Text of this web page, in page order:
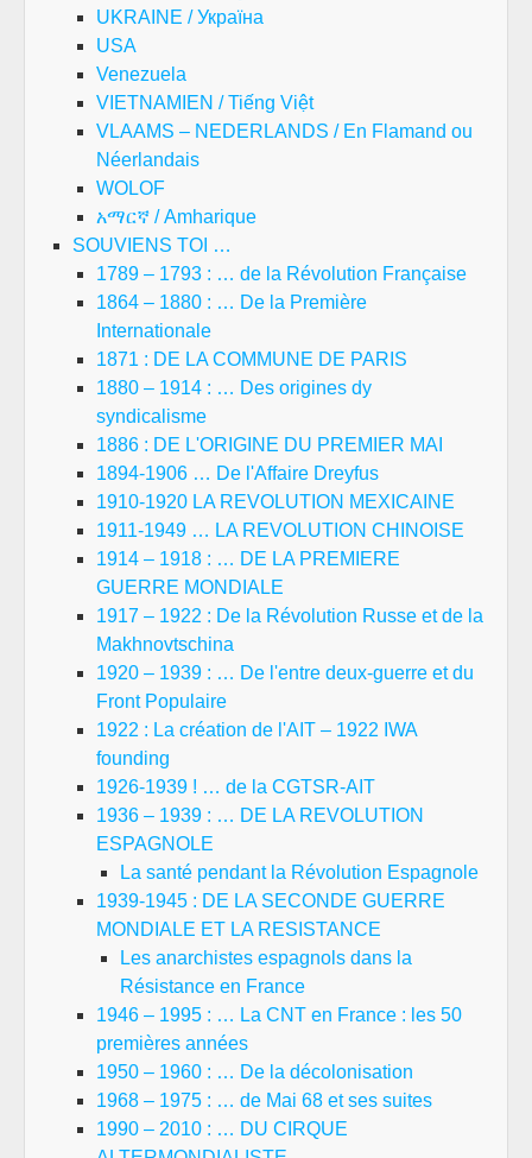
UKRAINE / Україна
USA
Venezuela
VIETNAMIEN / Tiếng Việt
VLAAMS – NEDERLANDS / En Flamand ou
Néerlandais
WOLOF
አማርኛ / Amharique
SOUVIENS TOI …
1789 – 1793 : … de la Révolution Française
1864 – 1880 : … De la Première
Internationale
1871 : DE LA COMMUNE DE PARIS
1880 – 1914 : … Des origines dy
syndicalisme
1886 : DE L'ORIGINE DU PREMIER MAI
1894-1906 … De l'Affaire Dreyfus
1910-1920 LA REVOLUTION MEXICAINE
1911-1949 … LA REVOLUTION CHINOISE
1914 – 1918 : … DE LA PREMIERE
GUERRE MONDIALE
1917 – 1922 : De la Révolution Russe et de la
Makhnovtschina
1920 – 1939 : … De l'entre deux-guerre et du
Front Populaire
1922 : La création de l'AIT – 1922 IWA
founding
1926-1939 ! … de la CGTSR-AIT
1936 – 1939 : … DE LA REVOLUTION
ESPAGNOLE
La santé pendant la Révolution Espagnole
1939-1945 : DE LA SECONDE GUERRE
MONDIALE ET LA RESISTANCE
Les anarchistes espagnols dans la
Résistance en France
1946 – 1995 : … La CNT en France : les 50
premières années
1950 – 1960 : … De la décolonisation
1968 – 1975 : … de Mai 68 et ses suites
1990 – 2010 : … DU CIRQUE